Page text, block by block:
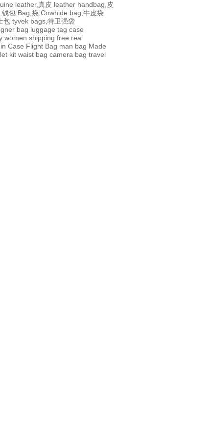
leather,真皮 leather handbag,皮
钱包 Bag,袋 Cowhide bag,牛皮袋
包 tyvek bags,特卫强袋
bag luggage tag case
women shipping free real
Case Flight Bag man bag Made
kit waist bag camera bag travel